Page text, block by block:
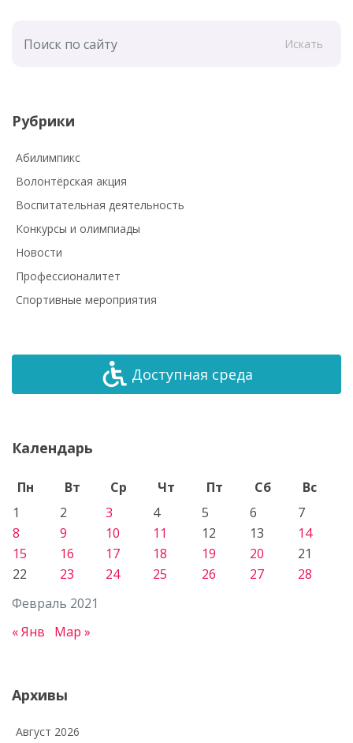
Искать
Рубрики
Абилимпикс
Волонтёрская акция
Воспитательная деятельность
Конкурсы и олимпиады
Новости
Профессионалитет
Спортивные мероприятия
Доступная среда
Календарь
Февраль 2021
Пн Вт Ср Чт Пт Сб
Вс
1
2 3 4 5 6
7
8
9 10 11 12 13
14
15
16 17 18 19 20
21
22
23 24 25 26 27 28
« Янв Мар »
Архивы
Август 2026